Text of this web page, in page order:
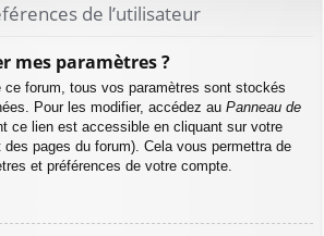
de l’utilisateur
mes paramètres ?
forum, tous vos paramètres sont stockés
Pour les modifier, accédez au Panneau de
ce lien est accessible en cliquant sur votre
des pages du forum). Cela vous permettra de
et préférences de votre compte.